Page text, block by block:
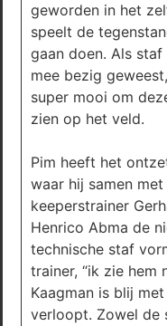
geworden in het
speelt de
gaan doen. Als
mee bezig
super mooi om
zien op het veld.
Pim heeft het
waar hij samen
keeperstrainer
Henrico Abma de
technische staf
trainer, “ik zie hem
Kaagman is blij
verloopt. Zowel de